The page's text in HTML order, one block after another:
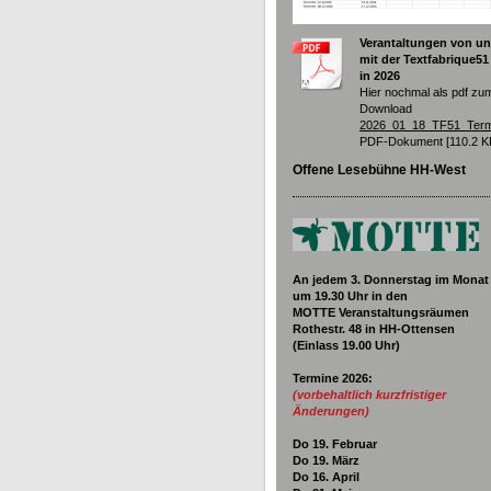
Verantaltungen von
mit der Textfabrique51
in 2026
Hier nochmal als pdf
Download
PDF-Dokument [110.2
Offene Lesebühne HH-West
An jedem 3. Donnerstag im Monat
um 19.30 Uhr in den
MOTTE Veranstaltungsräumen
Rothestr. 48 in HH-Ottensen
(Einlass 19.00 Uhr)
Termine 2026:
(vorbehaltlich kurzfristiger
Änderungen)
Do 19. Februar
Do 19. März
Do 16. April